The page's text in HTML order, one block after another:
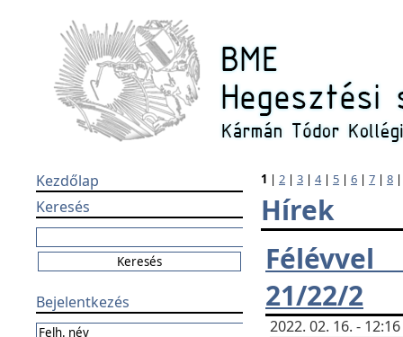
Kezdőlap
Keresés
Bejelentkezés
1 | 2 | 3 | 4| 5 | 6 | 7 | 8
Hírek
21/22/2
2022. 02. 16. -